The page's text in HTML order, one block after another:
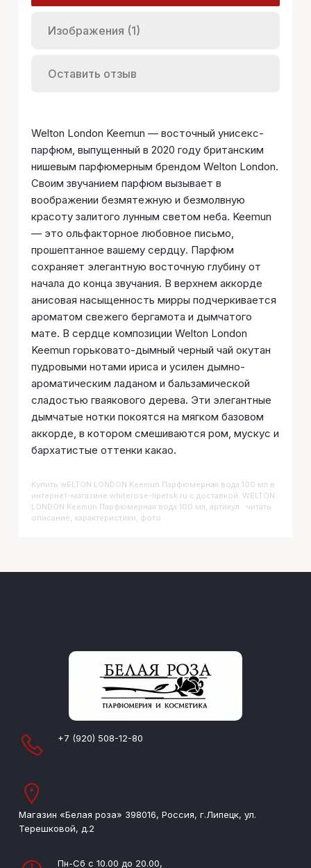
Изображения (1)
Оставить отзыв
Welton London Keemun — восточный унисекс-
парфюм, выпущенный в 2020 году британским
нишевым парфюмерным брендом Welton London.
Своим звучанием парфюм вызывает в
воображении безмятежную и безмолвную
красоту залитого лунным светом неба. Keemun
— это ольфакторное любовное письмо,
прошептанное вашему сердцу. Парфюм
сохраняет элегантную восточную глубину от
начала до конца звучания. В верхнем аккорде
анисовая насыщенность мирры подчеркивается
ароматом свежего бергамота и дымчатого
мате. В сердце композиции Welton London
Keemun горьковато-дымный черный чай окутан
пудровыми нотами ириса и усилен дымно-
ароматическим ладаном и бальзамической
сладостью гваякового дерева. Эти элегантные
дымчатые нотки покоятся на мягком базовом
аккорде, в котором смешиваются ром, мускус и
бархатистые оттенки какао.
Купить WELTON LONDON Keemun Парфюмерная вода 100 мл в
интернет-магазине whiterose-lipetsk.ru с доставкой. WELTON
LONDON Keemun Парфюмерная вода 100 мл, артикул : читать
описание, характеристики, фото
+7 (920) 508-12-80
Магазин «Белая роза» 398016, Россия, г.Липецк, ул.
Терешковой, д.2
Пн-Сб с 10.00 до 20.00,